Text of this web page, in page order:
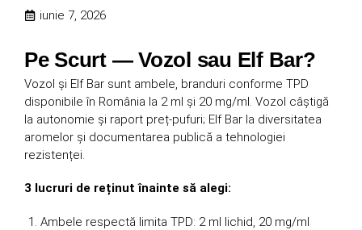
iunie 7, 2026
Pe Scurt — Vozol sau Elf Bar?
Vozol și Elf Bar sunt ambele, branduri conforme TPD
disponibile în România la 2 ml și 20 mg/ml. Vozol câștigă
la autonomie și raport preț-pufuri; Elf Bar la diversitatea
aromelor și documentarea publică a tehnologiei
rezistenței.
3 lucruri de reținut înainte să alegi:
Ambele respectă limita TPD: 2 ml lichid, 20 mg/ml